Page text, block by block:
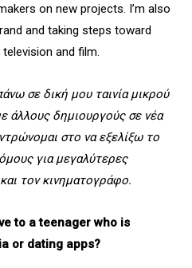
on new projects. I’m also
and taking steps toward
and film.
σε δική μου ταινία μικρού
άλλους δημιουργούς σε νέα
στο να εξελίξω το
για μεγαλύτερες
τον κινηματογράφο.
to a teenager who is
or dating apps?